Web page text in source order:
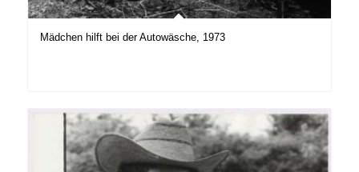
Mädchen hilft bei der Autowäsche, 1973